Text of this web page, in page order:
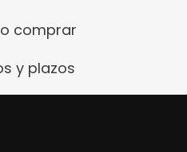
comprar
y plazos